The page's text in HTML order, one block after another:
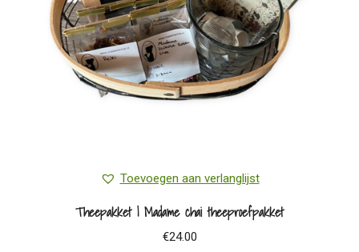
Toevoegen aan verlanglijst
Theepakket | Madame chai theeproefpakket
€24.00